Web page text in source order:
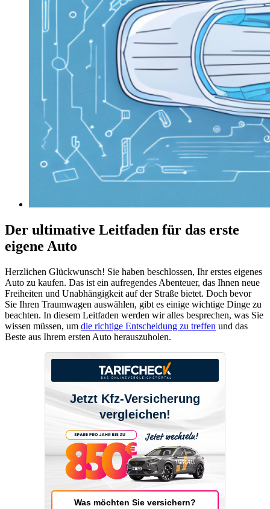
Der ultimative Leitfaden für das erste
eigene Auto
Herzlichen Glückwunsch! Sie haben beschlossen, Ihr erstes eigenes
Auto zu kaufen. Das ist ein aufregendes Abenteuer, das Ihnen neue
Freiheiten und Unabhängigkeit auf der Straße bietet. Doch bevor
Sie Ihren Traumwagen auswählen, gibt es einige wichtige Dinge zu
beachten. In diesem Leitfaden werden wir alles besprechen, was Sie
wissen müssen, um die richtige Entscheidung zu treffen und das
Beste aus Ihrem ersten Auto herauszuholen.
Jetzt Kfz-Versicherung
vergleichen!
Was möchten Sie versichern?